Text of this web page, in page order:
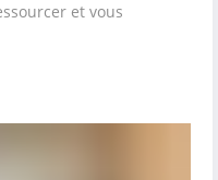
et vous